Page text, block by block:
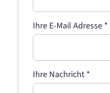
Ihre E-Mail Adresse *
Ihre Nachricht *